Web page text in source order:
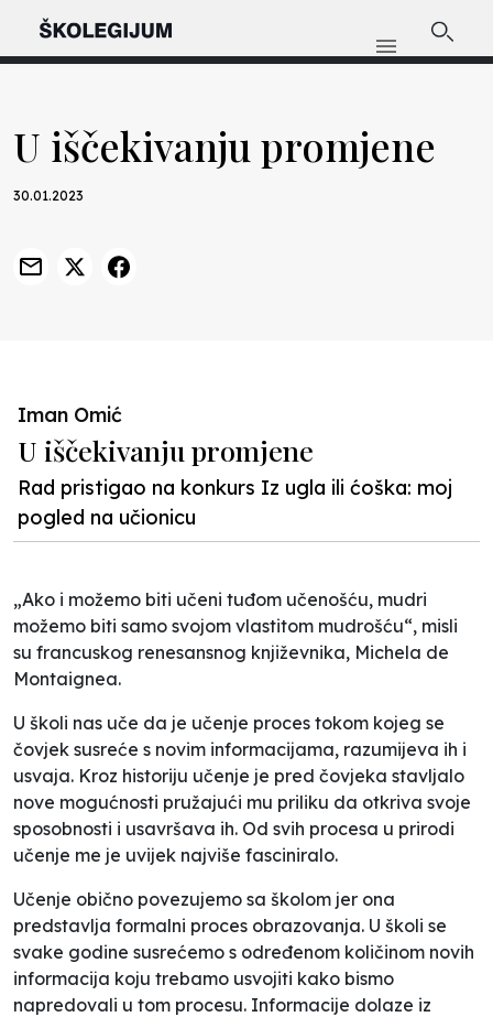
U iščekivanju promjene
30.01.2023
Iman Omić
U iščekivanju promjene
Rad pristigao na konkurs Iz ugla ili ćoška: moj
pogled na učionicu
„Ako i možemo biti učeni tuđom učenošću, mudri
možemo biti samo svojom vlastitom mudrošću“, misli
su francuskog renesansnog književnika, Michela de
Montaignea.
U školi nas uče da je učenje proces tokom kojeg se
čovjek susreće s novim informacijama, razumijeva ih i
usvaja. Kroz historiju učenje je pred čovjeka stavljalo
nove mogućnosti pružajući mu priliku da otkriva svoje
sposobnosti i usavršava ih. Od svih procesa u prirodi
učenje me je uvijek najviše fasciniralo.
Učenje obično povezujemo sa školom jer ona
predstavlja formalni proces obrazovanja. U školi se
svake godine susrećemo s određenom količinom novih
informacija koju trebamo usvojiti kako bismo
napredovali u tom procesu. Informacije dolaze iz